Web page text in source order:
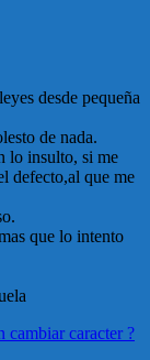
desde pequeña
de nada.
lo insulto, si me
defecto,al que me
que lo intento
cambiar caracter ?